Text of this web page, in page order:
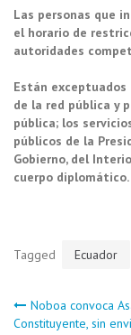
Las personas que
el horario de
autoridades
Están
de la red pública y
pública; los
públicos de la
Gobierno, del
cuerpo diplomático.
Tagged Ecuador
Noboa convoca
Constituyente, sin